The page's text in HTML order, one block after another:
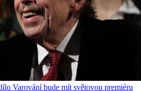
Varování bude mít světovou premiéru